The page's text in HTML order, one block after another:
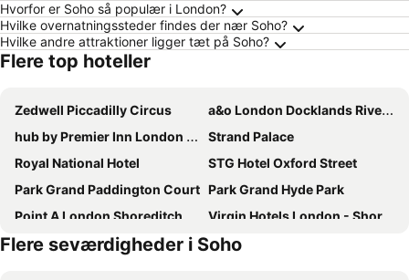
Hvorfor er Soho så populær i London?
Hvilke overnatningssteder findes der nær Soho?
Hvilke andre attraktioner ligger tæt på Soho?
Flere top hoteller
Zedwell Piccadilly Circus
a&o London Docklands Riverside
hub by Premier Inn London Shoreditch
Strand Palace
Royal National Hotel
STG Hotel Oxford Street
Park Grand Paddington Court Park Grand Hyde Park
Point A London Shoreditch
Virgin Hotels London - Shoreditch
Travelodge London Wembley
Grand Royale Hyde Park
Flere seværdigheder i Soho